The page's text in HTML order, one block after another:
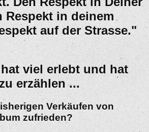
Respekt in deinem
auf der Strasse."
viel erlebt und hat
erzählen ...
Verkäufen von
zufrieden?